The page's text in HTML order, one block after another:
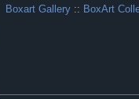
Boxart Gallery :: BoxArt